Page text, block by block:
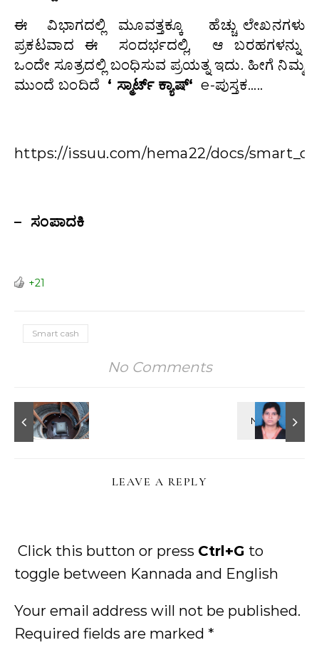
ಈ ವಿಭಾಗದಲ್ಲಿ ಮೂವತ್ತಕ್ಕೂ ಹೆಚ್ಚು ಲೇಖನಗಳು
ಪ್ರಕಟವಾದ ಈ ಸಂದರ್ಭದಲ್ಲಿ, ಆ ಬರಹಗಳನ್ನು
ಒಂದೇ ಸೂತ್ರದಲ್ಲಿ ಬಂಧಿಸುವ ಪ್ರಯತ್ನ ಇದು. ಹೀಗೆ ನಿಮ್ಮ
ಮುಂದೆ ಬಂದಿದೆ ‘ ಸ್ಮಾರ್ಟ್ ಕ್ಯಾಷ್‘ e-ಪುಸ್ತಕ…..
https://issuu.com/hema22/docs/
– ಸಂಪಾದಕಿ
+21
Smart cash
No Comments
LEAVE A REPLY
Click this button or press Ctrl+G to
toggle between Kannada and English
Your email address will not be published.
Required fields are marked *